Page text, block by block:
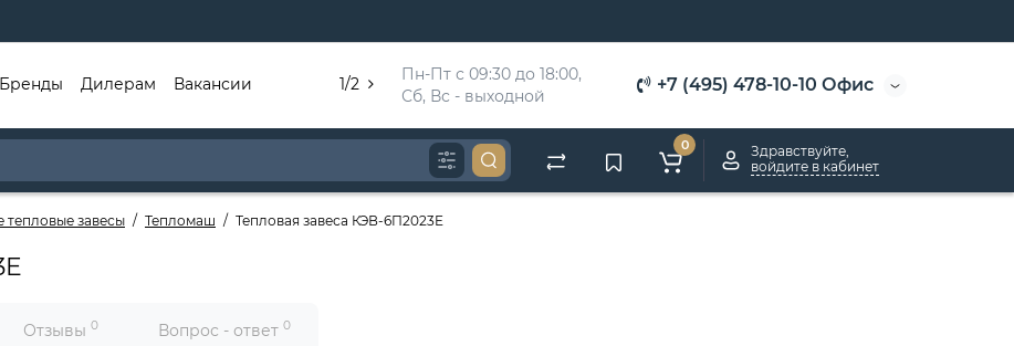
Пн-Пт с 09:30 до 18:00,
Сб, Вс - выходной
+7 (495) 478-10-10 Офис
1/2
Бренды Дилерам Вакансии
0
Здравствуйте,
войдите в кабинет
тепловые завесы Тепломаш Тепловая завеса КЭВ-6П2023E
Отзывы 0 Вопрос - ответ 0